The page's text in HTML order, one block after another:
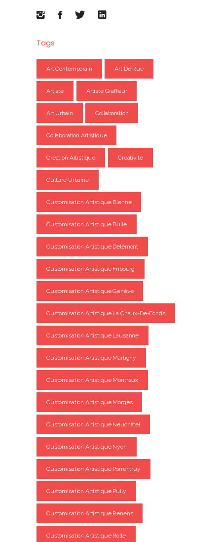
Tags
Art Contemporain Art De Rue
Artiste Artiste Graffeur
Art Urbain Collaboration
Collaboration Artistique
Création Artistique Créativité
Culture Urbaine
Customisation Artistique Bienne
Customisation Artistique Bulle
Customisation Artistique Delémont
Customisation Artistique Fribourg
Customisation Artistique Genève
Customisation Artistique La Chaux-De-Fonds
Customisation Artistique Lausanne
Customisation Artistique Martigny
Customisation Artistique Montreux
Customisation Artistique Morges
Customisation Artistique Neuchâtel
Customisation Artistique Nyon
Customisation Artistique Porrentruy
Customisation Artistique Pully
Customisation Artistique Renens
Customisation Artistique Rolle